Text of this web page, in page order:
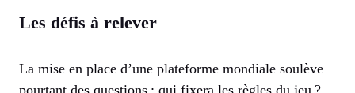
Les défis à relever
La mise en place d’une plateforme mondiale soulève